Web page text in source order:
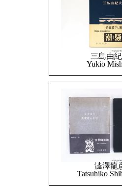
三島由
Yukio
澁澤龍
Tatsuhiko